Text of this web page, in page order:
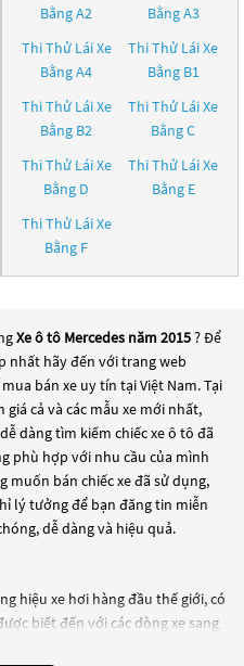
Bằng A2
Bằng A3
Thi Thử Lái Xe
Bằng A4
Thi Thử Lái Xe
Bằng B1
Thi Thử Lái Xe
Bằng B2
Thi Thử Lái Xe
Bằng C
Thi Thử Lái Xe
Bằng D
Thi Thử Lái Xe
Bằng E
Thi Thử Lái Xe
Bằng F
Xe ô tô Mercedes năm 2015? Để
nhất hãy đến với trang web
bán xe uy tín tại Việt Nam. Tại
cả và các mẫu xe mới nhất,
dàng tìm kiếm chiếc xe ô tô đã
phù hợp với nhu cầu của mình
muốn bán chiếc xe đã sử dụng,
lý tưởng để bạn đăng tin miễn
dễ dàng và hiệu quả.
hiệu xe hơi hàng đầu thế giới, có
biết đến với các dòng xe sang